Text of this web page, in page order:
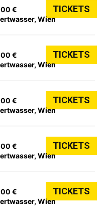
Wien
€ TICKETS
Wien
€ TICKETS
Wien
€ TICKETS
Wien
€ TICKETS
Wien
€ TICKETS